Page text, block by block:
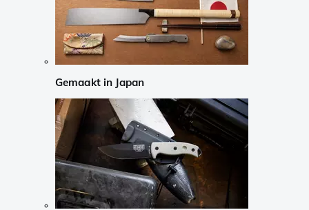
Gemaakt in Japan